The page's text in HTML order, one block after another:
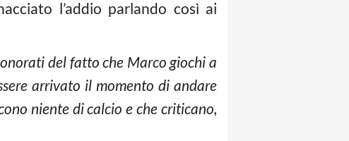
l’addio parlando così ai
del fatto che Marco giochi a
arrivato il momento di andare
niente di calcio e che criticano,